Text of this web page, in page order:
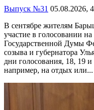
Выпуск №31 05.08.2026,
В сентябре жителям
участие в голосовании
Государственной Думы
созыва и губернатора
дни голосования, 18, 19 и
например, на отдых или...